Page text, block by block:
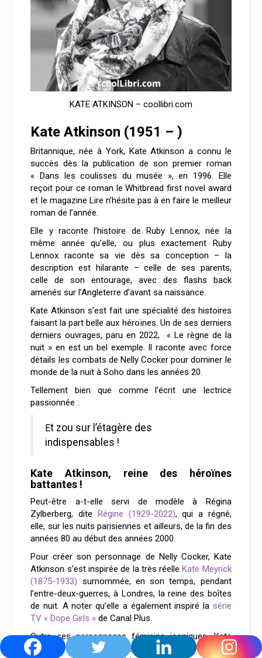
KATE ATKINSON – coollibri.com
Kate Atkinson (1951 – )
Britannique, née à York, Kate Atkinson a connu le
succès dès la publication de son premier roman
« Dans les coulisses du musée », en 1996. Elle
reçoit pour ce roman le Whitbread first novel award
et le magazine Lire n’hésite pas à en faire le meilleur
roman de l’année.
Elle y raconte l’histoire de Ruby Lennox, née la
même année qu’elle, ou plus exactement Ruby
Lennox raconte sa vie dès sa conception – la
description est hilarante – celle de ses parents,
celle de son entourage, avec des flashs back
amenés sur l’Angleterre d’avant sa naissance.
Kate Atkinson s’est fait une spécialité des histoires
faisant la part belle aux héroïnes. Un de ses derniers
derniers ouvrages, paru en 2022, « Le règne de la
nuit » en est un bel exemple. Il raconte avec force
détails les combats de Nelly Cocker pour dominer le
monde de la nuit à Soho dans les années 20.
Tellement bien que comme l’écrit une lectrice
passionnée :
Et zou sur l’étagère des
indispensables !
Kate Atkinson, reine des héroïnes
battantes !
Peut-être a-t-elle servi de modèle à Régina
Zylberberg, dite Régine (1929-2022), qui a régné,
elle, sur les nuits parisiennes et ailleurs, de la fin des
années 80 au début des années 2000.
Pour créer son personnage de Nelly Cocker, Kate
Atkinson s’est inspirée de la très réelle Kate Meyrick
(1875-1933) surnommée, en son temps, pendant
l’entre-deux-guerres, à Londres, la reine des boîtes
de nuit. A noter qu’elle a également inspiré la série
TV « Dope Girls » de Canal Plus.
Outre ses personnages féminins iconiques, Kate
Atkinson a aussi créée des univers avec des héros